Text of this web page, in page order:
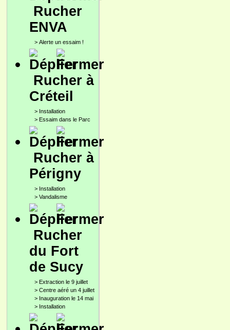
Rucher
ENVA
> Alerte un essaim !
Rucher à
Créteil
> Installation
> Essaim dans le Parc
Rucher à
Périgny
> Installation
> Vandalisme
Rucher
du Fort
de Sucy
> Extraction le 9 juillet
> Centre aéré un 4 juillet
> Inauguration le 14 mai
> Installation